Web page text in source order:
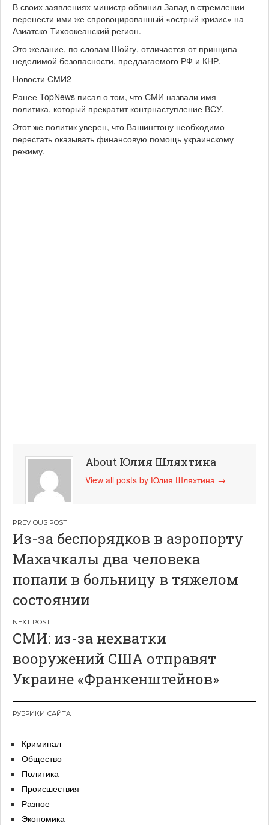
В своих заявлениях министр обвинил Запад в стремлении
перенести ими же спровоцированный «острый кризис» на
Азиатско-Тихоокеанский регион.
Это желание, по словам Шойгу, отличается от принципа
неделимой безопасности, предлагаемого РФ и КНР.
Новости СМИ2
Ранее TopNews писал о том, что СМИ назвали имя
политика, который прекратит контрнаступление ВСУ.
Этот же политик уверен, что Вашингтону необходимо
перестать оказывать финансовую помощь украинскому
режиму.
About Юлия Шляхтина
View all posts by Юлия Шляхтина →
Навигация
по
записям
Из-за беспорядков в аэропорту
Махачкалы два человека
попали в больницу в тяжелом
состоянии
СМИ: из-за нехватки
вооружений США отправят
Украине «Франкенштейнов»
РУБРИКИ САЙТА
Криминал
Общество
Политика
Происшествия
Разное
Экономика